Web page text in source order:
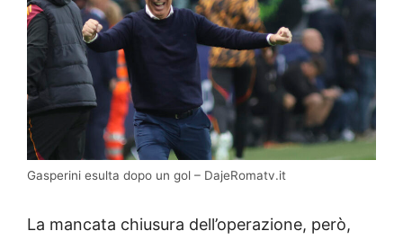
Gasperini esulta dopo un gol – DajeRomatv.it
La mancata chiusura dell’operazione, però,